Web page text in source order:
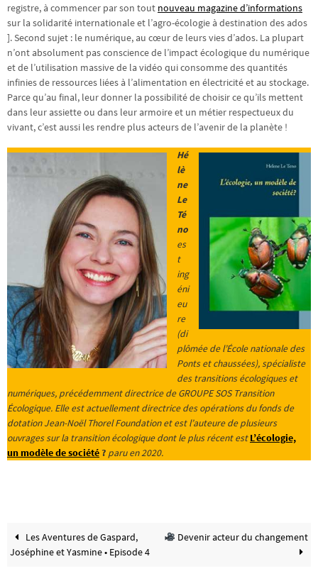
registre, à commencer par son tout nouveau magazine d’informations
sur la solidarité internationale et l’agro-écologie à destination des ados
]. Second sujet : le numérique, au cœur de leurs vies d’ados. La plupart
n’ont absolument pas conscience de l’impact écologique du numérique
et de l’utilisation massive de la vidéo qui consomme des quantités
infinies de ressources liées à l’alimentation en électricité et au stockage.
Parce qu’au final, leur donner la possibilité de choisir ce qu’ils mettent
dans leur assiette ou dans leur armoire et un métier respectueux du
vivant, c’est aussi les rendre plus acteurs de l’avenir de la planète !
Hé
lè
ne
Le
Té
no
es
t
ing
éni
eu
re
(di
plômée de l’École nationale des
Ponts et chaussées), spécialiste
des transitions écologiques et
numériques, précédemment directrice de GROUPE SOS Transition
Écologique. Elle est actuellement directrice des opérations du fonds de
dotation Jean-Noël Thorel Foundation et est l’auteure de plusieurs
ouvrages sur la transition écologique dont le plus récent estL’écologie,
un modèle de société ? paru en 2020.
Les Aventures de Gaspard,
Joséphine et Yasmine • Episode 4
Devenir acteur du changement